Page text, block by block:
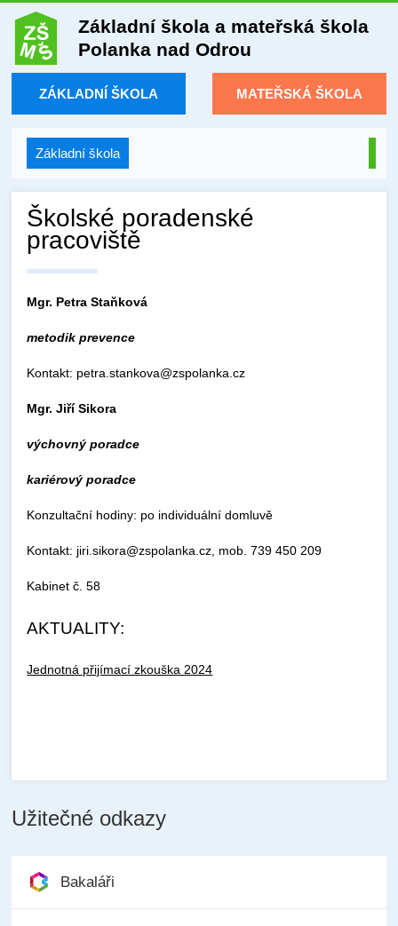
Základní škola a mateřská škola
Polanka nad Odrou
ZÁKLADNÍ ŠKOLA MATEŘSKÁ ŠKOLA
Základní škola
Školské poradenské
pracoviště
Mgr. Petra Staňková
metodik prevence
Kontakt: petra.stankova@zspolanka.cz
Mgr. Jiří Sikora
výchovný poradce
kariérový poradce
Konzultační hodiny: po individuální domluvě
Kontakt: jiri.sikora@zspolanka.cz, mob. 739 450 209
Kabinet č. 58
AKTUALITY:
Jednotná přijímací zkouška 2024
Užitečné odkazy
Bakaláři